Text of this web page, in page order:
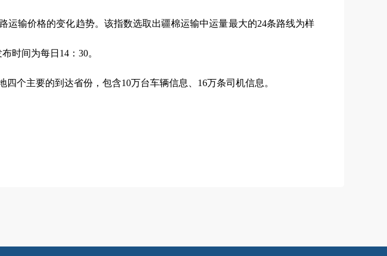
输价格的变化趋势。该指数选取出疆棉运输中运量最大的24条路线为样
时间为每日14：30。
个主要的到达省份，包含10万台车辆信息、16万条司机信息。